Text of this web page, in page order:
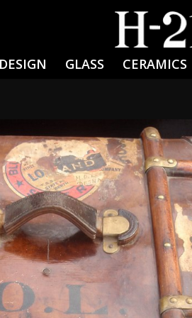
GLASS CERAMICS